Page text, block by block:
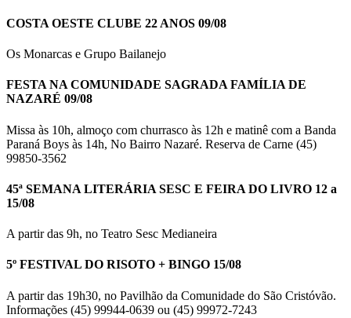
COSTA OESTE CLUBE 22 ANOS 09/08
Os Monarcas e Grupo Bailanejo
FESTA NA COMUNIDADE SAGRADA FAMÍLIA DE
NAZARÉ 09/08
Missa às 10h, almoço com churrasco às 12h e matinê com a Banda
Paraná Boys às 14h, No Bairro Nazaré. Reserva de Carne (45)
99850-3562
45ª SEMANA LITERÁRIA SESC E FEIRA DO LIVRO 12 a
15/08
A partir das 9h, no Teatro Sesc Medianeira
5º FESTIVAL DO RISOTO + BINGO 15/08
A partir das 19h30, no Pavilhão da Comunidade do São Cristóvão.
Informações (45) 99944-0639 ou (45) 99972-7243